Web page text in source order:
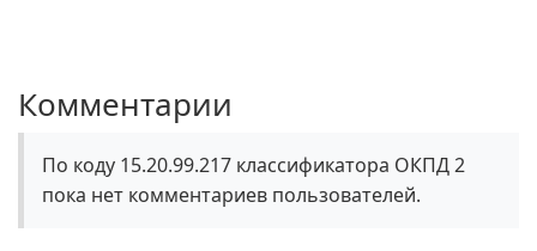
Комментарии
По коду 15.20.99.217 классификатора ОКПД 2
пока нет комментариев пользователей.